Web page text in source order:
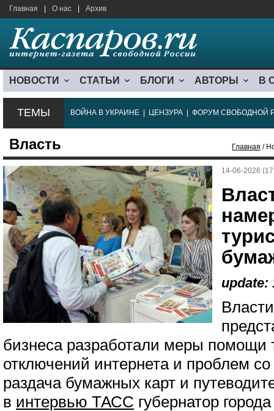
Главная О нас Архив
НОВОСТИ СТАТЬИ БЛОГИ АВТОРЫ В
ТЕМЫ ВОЙНА В УКРАИНЕ ЦЕНЗУРА ФОРУМ СВОБОДНОЙ
Власть Главная /
14-06-2026
update:
бизнеса разработали меры помощи
отключений интернета и проблем
раздача бумажных карт и
в интервью ТАСС губернатор